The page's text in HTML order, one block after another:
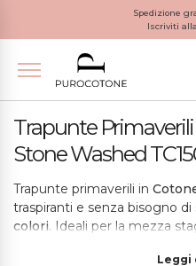
Spedizione
Iscriviti
Trapunte
Stone Washed
Trapunte primaverili in
traspiranti e senza bisogno di
colori. Ideali per la mezza
Leggi